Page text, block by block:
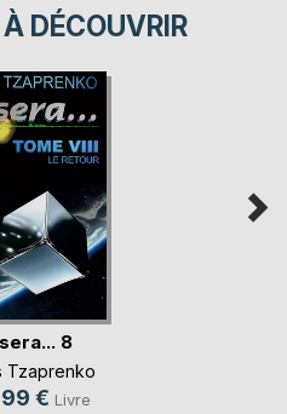
DÉCOUVRIR
8
Tzaprenko
€ Livre